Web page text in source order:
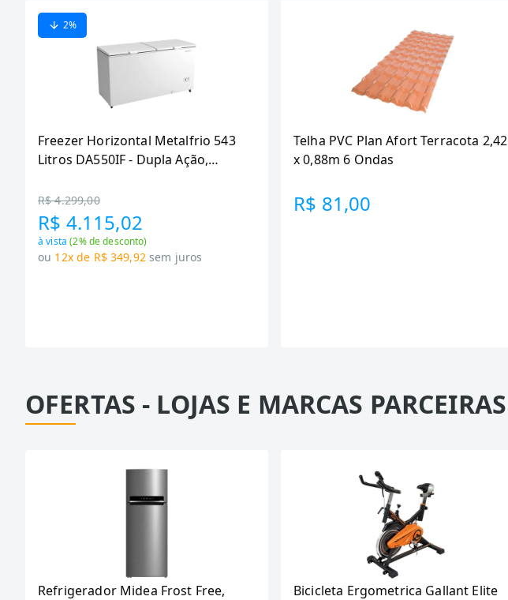
2%
Freezer Horizontal Metalfrio 543
Litros DA550IF - Dupla Ação,
R$ 4.299,00
R$ 4.115,02
à vista(2% de desconto)
ou 12x de R$ 349,92 sem juros
Telha PVC Plan Afort Terracota 2,42
x 0,88m 6 Ondas
R$ 81,00
OFERTAS - LOJAS E MARCAS PARCEIRAS
Refrigerador Midea Frost Free,
Bicicleta Ergometrica Gallant Elite